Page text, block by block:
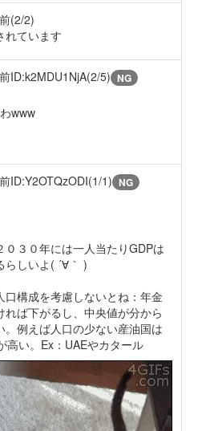
(2/2)
れています
ID:k2MDU1NjA(2/5) NG
www
ID:Y2OTQzODI(1/1) NG
０３０年には一人当たりGDPは
らしいよ( ´∀｀ )
口構成を考慮しないとね：年金
れば下がるし、中央値が分から
。例えば人口の少ない産油国は
高い。Ex：UAEやカタール